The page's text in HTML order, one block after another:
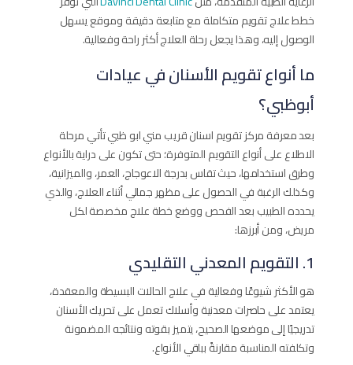
خطط علاج تقويم متكاملة مع متابعة دقيقة وموقع يسهل
الوصول إليه، وهذا يجعل رحلة العلاج أكثر راحة وفعالية.
ما أنواع تقويم الأسنان في عيادات
أبوظبي؟
بعد معرفة مركز تقويم اسنان قريب مني ابو ظبي تأتي مرحلة
الاطلاع على أنواع التقويم المتوفرة؛ حتى تكون على دراية بالأنواع
وطرق استخدامها، حيث تقاس بدرجة الاعوجاج، العمر، والميزانية،
وكذلك الرغبة في الحصول على مظهر جمالي أثناء العلاج، والذي
يحدده الطبيب بعد الفحص ووضع خطة علاج مخصصة لكل
مريض، ومن أبرزها:
1. التقويم المعدني التقليدي
هو الأكثر شيوعًا وفعالية في علاج الحالات البسيطة والمعقدة،
يعتمد على حاصرات معدنية وأسلاك تعمل على تحريك الأسنان
تدريجيًا إلى موضعها الصحيح، يتميز بقوته ونتائجه المضمونة
وتكلفته المناسبة مقارنةً بباقي الأنواع.